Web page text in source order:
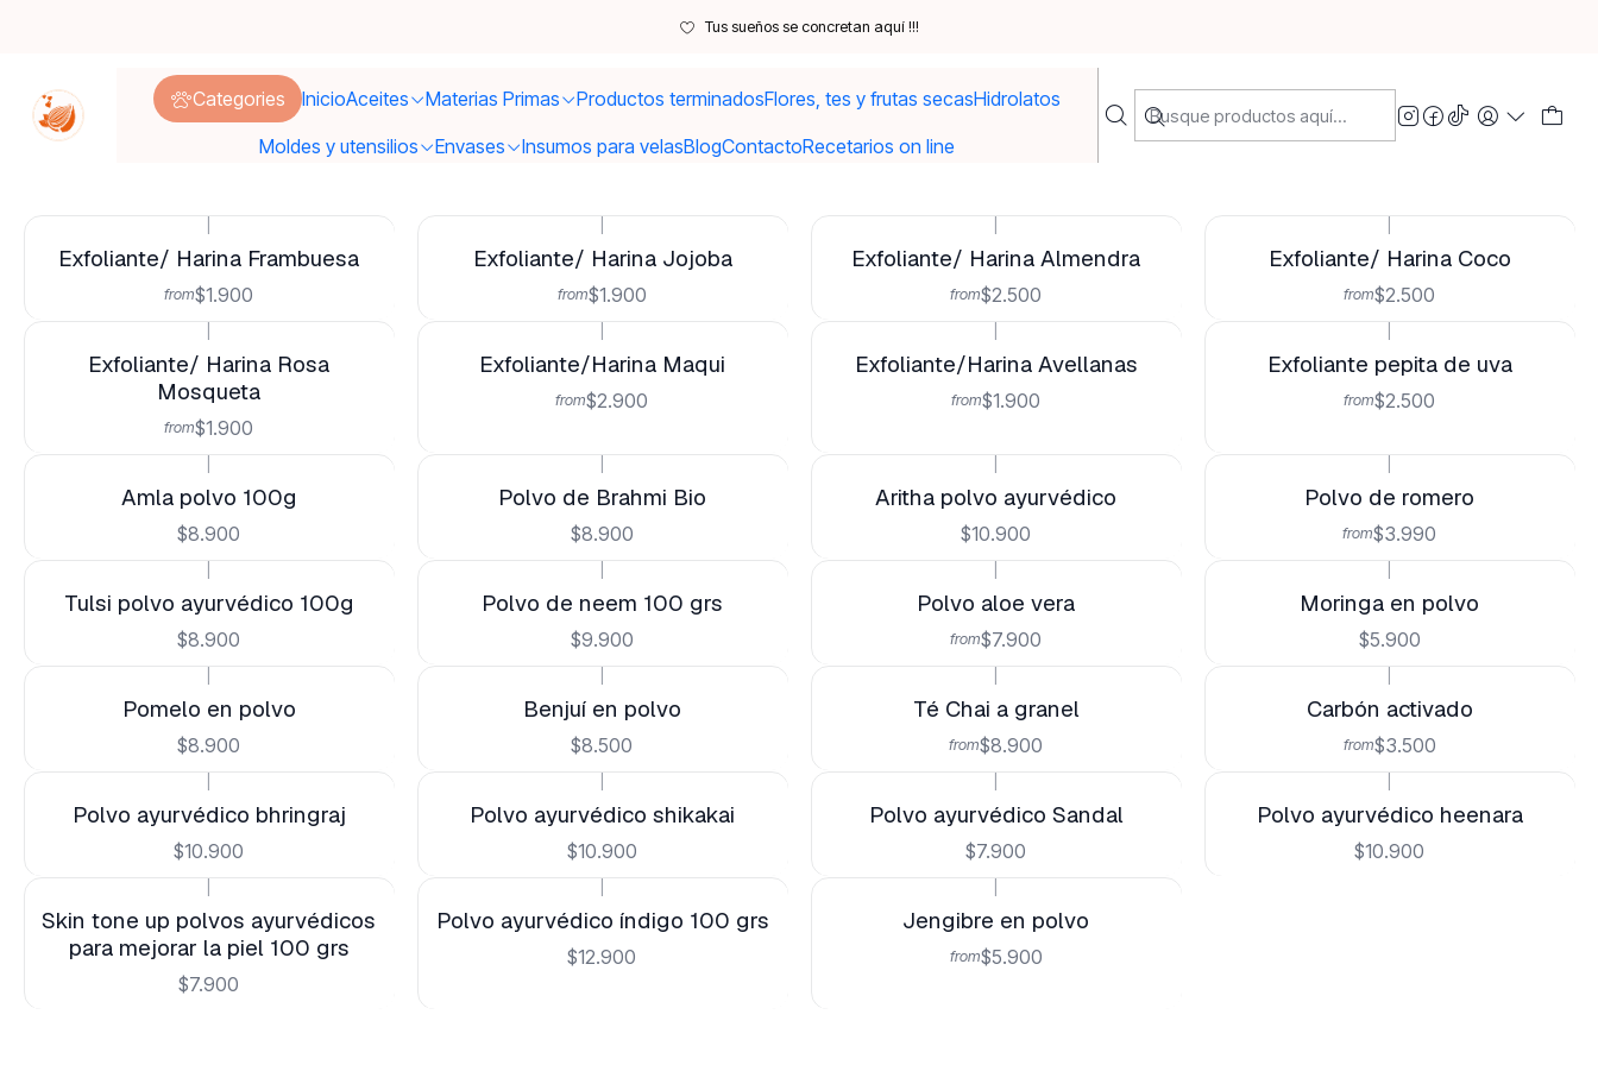
Categories InicioAceites Materias Primas Productos terminadosFlores, tes y frutas secasHidrolatos
Moldes y utensilios
Envases Insumos para velasBlogContactoRecetarios on line
Tus sueños se concretan aquí !!!
Inicio Polvos/ Exfoliantes / Harinas
Polvos/ Exfoliantes / Harinas Filtros
Exfoliante/ Harina Frambuesa
from$1.900
Exfoliante/ Harina Jojoba
from$1.900
Exfoliante/ Harina Almendra
from$2.500
Exfoliante/ Harina Coco
from$2.500
Exfoliante/ Harina Rosa
Mosqueta
from$1.900
Exfoliante/Harina Maqui
from$2.900
Exfoliante/Harina Avellanas
from$1.900
Exfoliante pepita de uva
from$2.500
Amla polvo 100g
$8.900
Polvo de Brahmi Bio
$8.900
Aritha polvo ayurvédico
$10.900
Polvo de romero
from$3.990
Tulsi polvo ayurvédico 100g
$8.900
Polvo de neem 100 grs
$9.900
Polvo aloe vera
from$7.900
Moringa en polvo
$5.900
Pomelo en polvo
$8.900
Benjuí en polvo
$8.500
Té Chai a granel
from$8.900
Carbón activado
from$3.500
Polvo ayurvédico bhringraj
$10.900
Polvo ayurvédico shikakai
$10.900
Polvo ayurvédico Sandal
$7.900
Polvo ayurvédico heenara
$10.900
Skin tone up polvos ayurvédicos
para mejorar la piel 100 grs
$7.900
Polvo ayurvédico índigo 100 grs
$12.900
Jengibre en polvo
from$5.900